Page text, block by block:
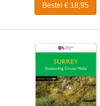
Bestel € 18,95